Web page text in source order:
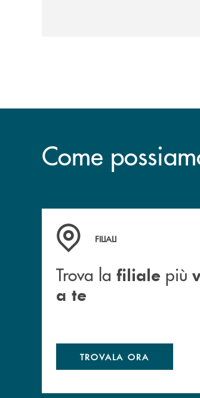
sulla condivisione di valori
prossimità ai territori, per
Come
Trova la filiale più vicina a te
FILIALI
Trova la filiale più
a te
TROVALA ORA